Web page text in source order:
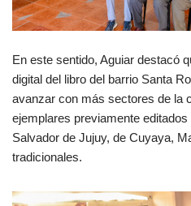
En este sentido, Aguiar destacó
digital del libro del barrio Santa
avanzar con más sectores de la
ejemplares previamente
Salvador de Jujuy, de Cuyaya,
tradicionales.